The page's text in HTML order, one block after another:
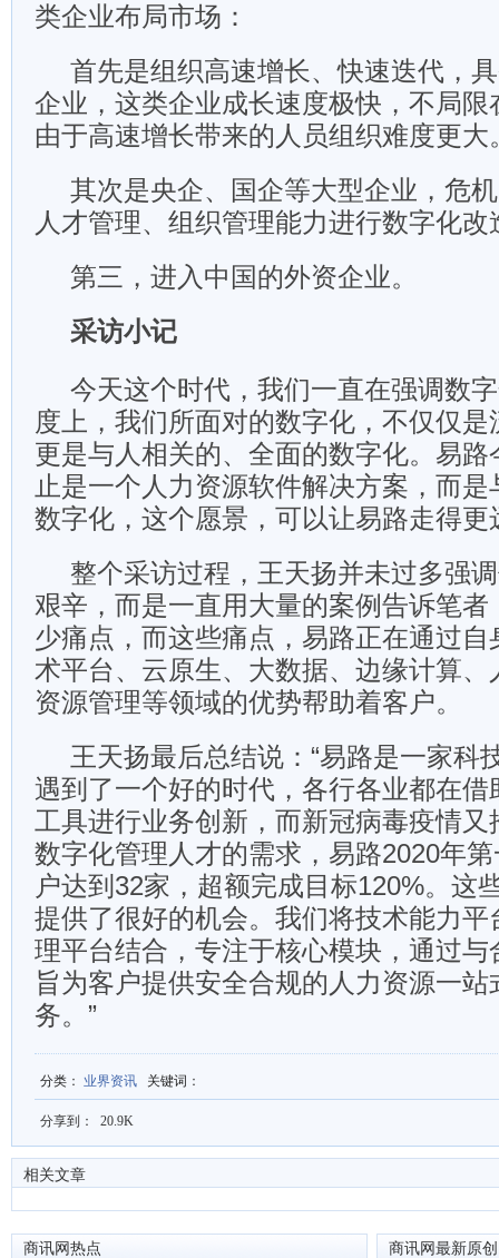
类企业布局市场：
首先是组织高速增长、快速迭代，
企业，这类企业成长速度极快，不局限
由于高速增长带来的人员组织难度更大
其次是央企、国企等大型企业，危
人才管理、组织管理能力进行数字化改
第三，进入中国的外资企业。
采访小记
今天这个时代，我们一直在强调数
度上，我们所面对的数字化，不仅仅
更是与人相关的、全面的数字化。易路
止是一个人力资源软件解决方案，而
数字化，这个愿景，可以让易路走得更
整个采访过程，王天扬并未过多强
艰辛，而是一直用大量的案例告诉笔者
少痛点，而这些痛点，易路正在通过自
术平台、云原生、大数据、边缘计算、
资源管理等领域的优势帮助着客户。
王天扬最后总结说：“易路是一家科
遇到了一个好的时代，各行各业都在借
工具进行业务创新，而新冠病毒疫情又
数字化管理人才的需求，易路2020年
户达到32家，超额完成目标120%。这
提供了很好的机会。我们将技术能力平
理平台结合，专注于核心模块，通过与
旨为客户提供安全合规的人力资源一站
务。”
分类 ： 业界资讯 关键词 ：
分享到： 20.9K
相关文章
商讯网热点 商讯网最新原创